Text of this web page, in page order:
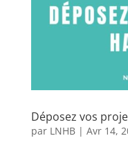
Déposez vos
par LNHB| Avr 14,